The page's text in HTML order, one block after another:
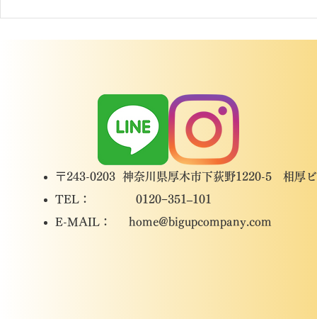
〒243-0203 神奈川県厚木市下荻野1220-5 相厚
TEL： 0120−351–101
​E-MAIL： home@bigupcompany.com